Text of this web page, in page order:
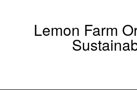
Lemon Farm